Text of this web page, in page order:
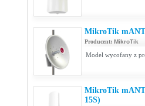
MikroTik
Producent: MikroTik
Model wycofany z
MikroTik
15S)